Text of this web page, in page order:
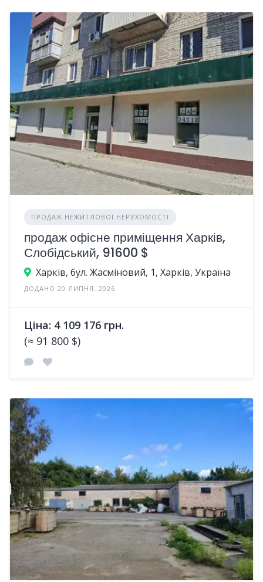
ПРОДАЖ НЕЖИТЛОВОЇ НЕРУХОМОСТІ
продаж офісне приміщення Харків,
Слобідський, 91600 $
Харків, бул. Жасміновий, 1, Харків, Україна
ДОДАНО 20 ЛИПНЯ, 2026
Ціна: 4 109 176 грн.
(≈ 91 800 $)